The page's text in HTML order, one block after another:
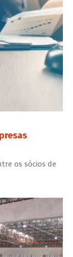
os sócios de